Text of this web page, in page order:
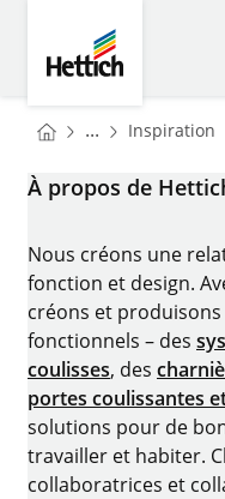
You are here:
Homepage
... Inspiration
À propos de
Nous créons une
fonction et design.
créons et
fonctionnels – des
coulisses, des
portes coulissantes
solutions pour de
travailler et habiter.
collaboratrices et